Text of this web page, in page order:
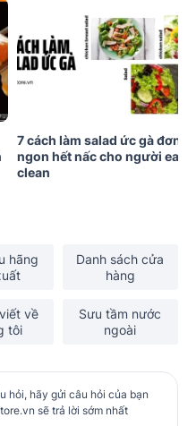
7 cách làm salad ức gà đơn
ngon hết nấc cho người eat
clean
hãng
Danh sách cửa
hàng
về
tôi
Sưu tầm nước
ngoài
hỏi, hãy gửi câu hỏi của bạn
sẽ trả lời sớm nhất